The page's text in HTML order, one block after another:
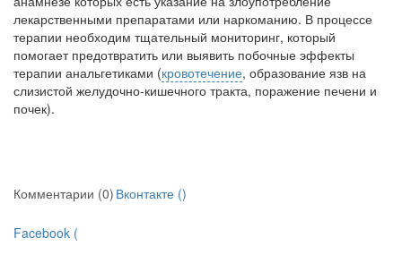
лекарственны­ми препаратами или наркоманию. В процессе
терапии необходим тщательный мониторинг, который
помогает предотвратить или выявить побочные эффекты
терапии анальгетиками (кровотечение, образование язв на
слизистой желудочно-кишечного тракта, поражение пе­чени и
почек).
Комментарии (0) Вконтакте ()
Facebook (